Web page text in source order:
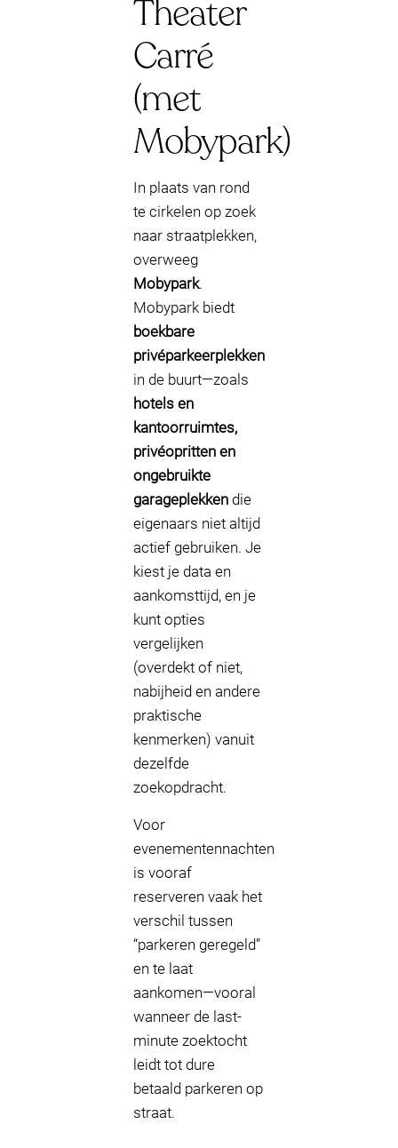
Theater
Carré
(met
Mobypark)
In plaats van rond
te cirkelen op zoek
naar straatplekken,
overweeg
Mobypark.
Mobypark biedt
boekbare
privéparkeerplekken
in de buurt—zoals
hotels en
kantoorruimtes,
privéopritten en
ongebruikte
garageplekken die
eigenaars niet altijd
actief gebruiken. Je
kiest je data en
aankomsttijd, en je
kunt opties
vergelijken
(overdekt of niet,
nabijheid en andere
praktische
kenmerken) vanuit
dezelfde
zoekopdracht.
Voor
evenementennachten
is vooraf
reserveren vaak het
verschil tussen
“parkeren geregeld”
en te laat
aankomen—vooral
wanneer de last-
minute zoektocht
leidt tot dure
betaald parkeren op
straat.